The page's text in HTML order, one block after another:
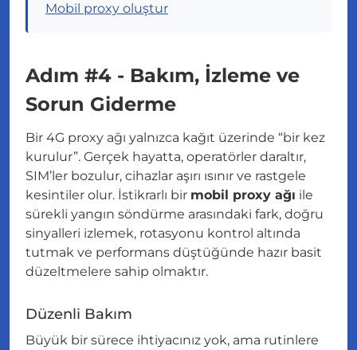
Mobil proxy oluştur
Adım #4 - Bakım, İzleme ve
Sorun Giderme
Bir 4G proxy ağı yalnızca kağıt üzerinde “bir kez
kurulur”. Gerçek hayatta, operatörler daraltır,
SIM’ler bozulur, cihazlar aşırı ısınır ve rastgele
kesintiler olur. İstikrarlı bir mobil proxy ağı ile
sürekli yangın söndürme arasındaki fark, doğru
sinyalleri izlemek, rotasyonu kontrol altında
tutmak ve performans düştüğünde hazır basit
düzeltmelere sahip olmaktır.
Düzenli Bakım
Büyük bir sürece ihtiyacınız yok, ama rutinlere